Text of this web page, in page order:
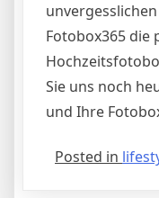
Fotobox365 die
Sie uns noch
und Ihre
Posted in